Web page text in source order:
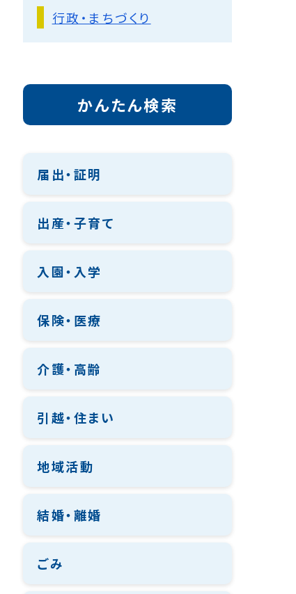
行政・まちづくり
かんたん検索
届出・証明
出産・子育て
入園・入学
保険・医療
介護・高齢
引越・住まい
地域活動
結婚・離婚
ごみ